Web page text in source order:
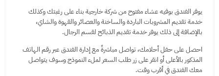
يوفر الفندق بوفيه عشاء مفتوح من شركة خارجية بناء على رغبتك وكذلك
خدمة تقديم المشروبات الباردة والساخنة والعصائر والقهوة والشاي،
بالإضافة إلى ذلك يوفر خدمة تقديم الذبائح لقسم الرجال.
احصل على حفل أحلامك، تواصل مباشرةً مع إدارة الفندق عبر رقم الهاتف
المذكور بالأعلى أو انقر على زر طلب السعر لملء النموذج وسوف يتواصل
معك الفندق في أقرب وقت.